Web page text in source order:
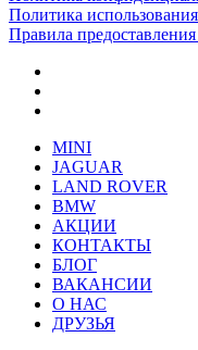
Политика
Правила предоставления
MINI
JAGUAR
LAND ROVER
BMW
АКЦИИ
КОНТАКТЫ
БЛОГ
ВАКАНСИИ
О НАС
ДРУЗЬЯ